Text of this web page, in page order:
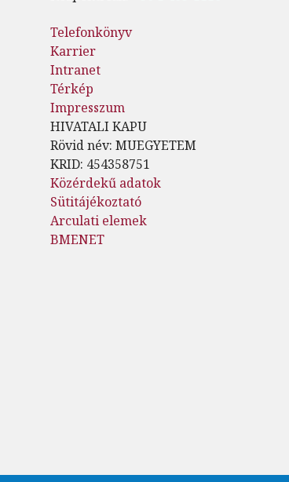
Telefonkönyv
Karrier
Intranet
Térkép
Impresszum
HIVATALI KAPU
Rövid név: MUEGYETEM
KRID: 454358751
Közérdekű adatok
Sütitájékoztató
Arculati elemek
BMENET